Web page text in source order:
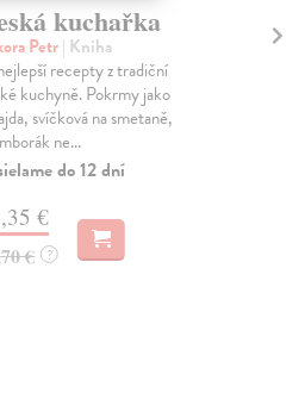
kuchařka
Petr| Kniha
recepty z tradiční
kuchyně. Pokrmy jako
svíčková na smetaně,
ne...
do 12 dní
€
€ ?